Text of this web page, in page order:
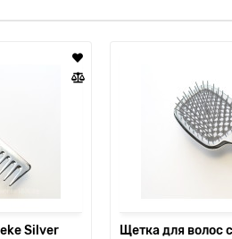
Silver
Щетка для волос